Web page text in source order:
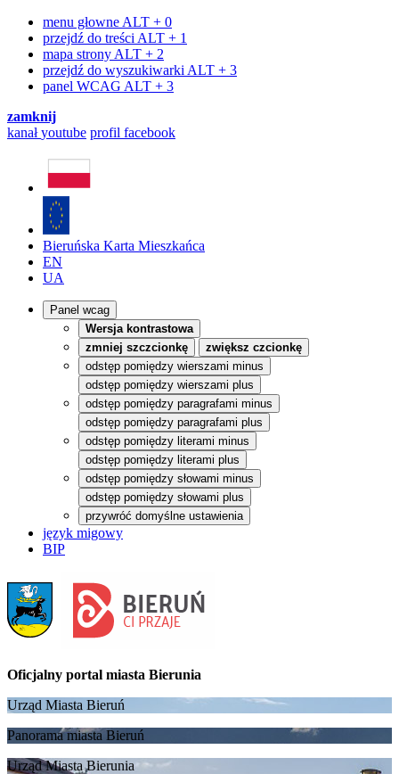
menu głowne ALT + 0
przejdź do treści ALT + 1
mapa strony ALT + 2
przejdź do wyszukiwarki ALT + 3
panel WCAG ALT + 3
zamknij
kanałyoutube profil facebook
Bieruńska Karta Mieszkańca
EN
UA
Panel wcag
Wersja kontrastowa
zmniej szczcionkę
zwiększ czcionkę
odstęp pomiędzy wierszami minus
odstęp pomiędzy wierszami plus
odstęp pomiędzy paragrafami minus
odstęp pomiędzy paragrafami plus
odstęp pomiędzy literami minus
odstęp pomiędzy literami plus
odstęp pomiędzy słowami minus
odstęp pomiędzy słowami plus
przywróć domyślne ustawienia
język migowy
BIP
Oficjalny portal miasta Bierunia
Urząd Miasta Bieruń
Panorama miasta Bieruń
Urząd Miasta Bierunia